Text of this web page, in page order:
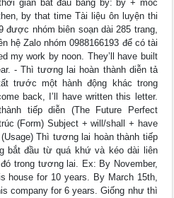
gian bắt đầu bằng by: by + mốc
by that time Tài liệu ôn luyện thi
được nhóm biên soạn dài 285 trang,
hệ Zalo nhóm 0988166193 để có tài
my work by noon. They’ll have built
- Thì tương lai hoàn thành diễn tả
trước một hành động khác trong
back, I’ll have written this letter.
tiếp diễn (The Future Perfect
(Form) Subject + will/shall + have
Thì tương lai hoàn thành tiếp
bắt đầu từ quá khứ và kéo dài liên
trong tương lai. Ex: By November,
house for 10 years. By March 15th,
company for 6 years. Giống như thì